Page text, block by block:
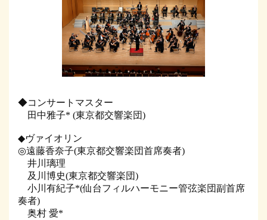
◆コンサートマスター
田中雅子* (東京都交響楽団)
◆ヴァイオリン
◎遠藤香奈子(東京都交響楽団首席奏者)
井川璃理
及川博史(東京都交響楽団)
小川有紀子*(仙台フィルハーモニー管弦楽団副首席
奏者)
奥村 愛*